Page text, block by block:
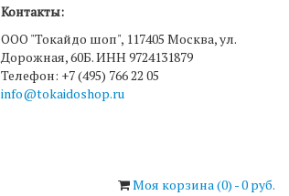
Контакты:
ООО "Токайдо шоп", 117405 Москва, ул.
Дорожная, 60Б. ИНН 9724131879
Телефон: +7 (495) 766 22 05
info@tokaidoshop.ru
Моя корзина (0) -0 руб.